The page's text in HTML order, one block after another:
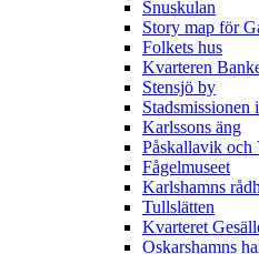
Snuskulan
Story map för
Folkets hus
Kvarteren
Stensjö by
Stadsmissionen
Karlssons äng
Påskallavik och
Fågelmuseet
Karlshamns
Tullslätten
Kvarteret
Oskarshamns